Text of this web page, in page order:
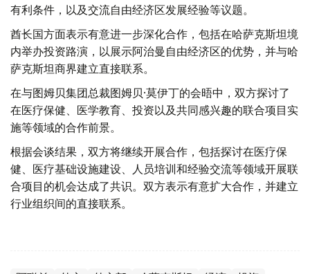
有利条件，以及交流自由经济区发展经验等议题。
酋长国方面表示有意进一步深化合作，包括在哈萨克斯坦境
内举办投资路演，以展示阿治曼自由经济区的优势，并与哈
萨克斯坦商界建立直接联系。
在与图姆贝集团总裁图姆贝·莫伊丁的会晤中，双方探讨了
在医疗保健、医学教育、投资以及共同感兴趣的联合项目实
施等领域的合作前景。
根据会谈结果，双方将继续开展合作，包括探讨在医疗保
健、医疗基础设施建设、人员培训和经验交流等领域开展联
合项目的机会达成了共识。双方表示有意扩大合作，并建立
行业组织间的直接联系。